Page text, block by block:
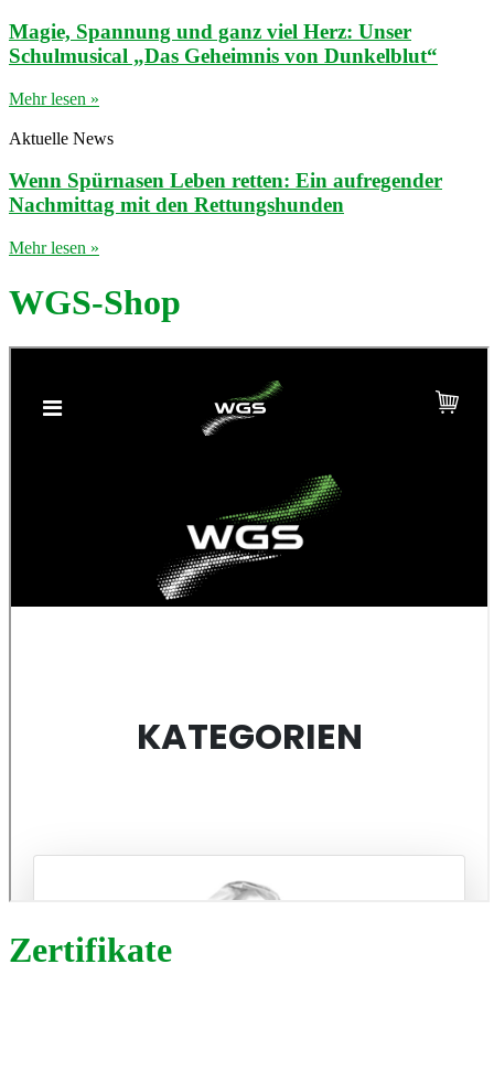
Magie, Spannung und ganz viel Herz: Unser
Schulmusical „Das Geheimnis von Dunkelblut“
Mehr lesen »
Aktuelle News
Wenn Spürnasen Leben retten: Ein aufregender
Nachmittag mit den Rettungshunden
Mehr lesen »
WGS-Shop
Zertifikate